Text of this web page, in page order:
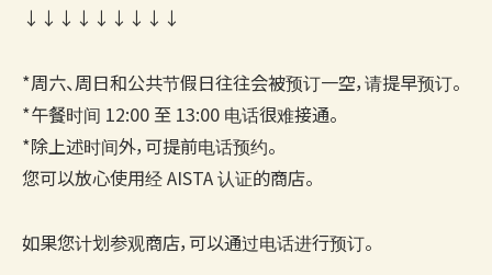
↓↓↓↓↓↓↓↓↓
*周六、周日和公共节假日往往会被预订一空，请提早预订。
*午餐时间 12:00 至 13:00 电话很难接通。
*除上述时间外，可提前电话预约。
您可以放心使用经 AISTA 认证的商店。
如果您计划参观商店，可以通过电话进行预订。